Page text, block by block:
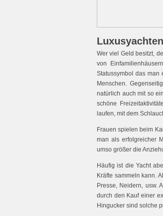
Wer viel Geld besitzt,
von
Statussymbol das man
Menschen.
natürlich auch mit so
schöne
laufen, mit dem
Frauen spielen beim
man als erfolgreicher
umso größer die
Häufig ist die Yacht
Kräfte sammeln kann.
Presse, Neidern, usw.
durch den Kauf einer
Hingucker sind solche